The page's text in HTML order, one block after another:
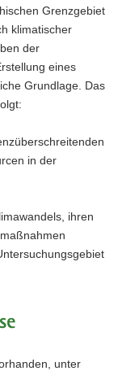
Grenzgebiet
klimatischer
der
eines
Grundlage. Das
in der
ihren
unter